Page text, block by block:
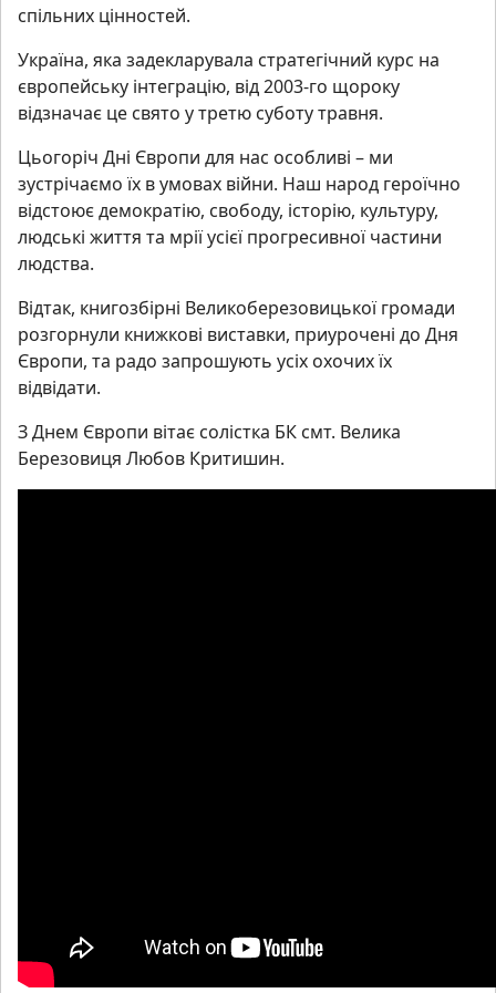
спільних цінностей.
Україна, яка задекларувала стратегічний курс на
європейську інтеграцію, від 2003-го щороку
відзначає це свято у третю суботу травня.
Цьогоріч Дні Європи для нас особливі – ми
зустрічаємо їх в умовах війни. Наш народ героїчно
відстоює демократію, свободу, історію, культуру,
людські життя та мрії усієї прогресивної частини
людства.
Відтак, книгозбірні Великоберезовицької громади
розгорнули книжкові виставки, приурочені до Дня
Європи, та радо запрошують усіх охочих їх
відвідати.
З Днем Європи вітає солістка БК смт. Велика
Березовиця Любов Критишин.